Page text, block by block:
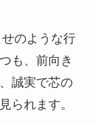
のような行
も、前向き
誠実で芯の
られます。